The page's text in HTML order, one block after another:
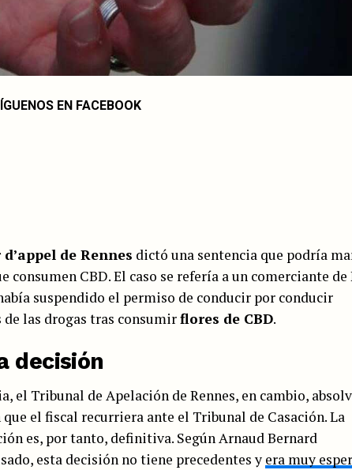
EN FACEBOOK
d’appel de Rennes dictó una sentencia que podría
consumen CBD. El caso se refería a un comerciante de
suspendido el permiso de conducir por conducir
las drogas tras consumirflores de CBD.
decisión
el Tribunal de Apelación de Rennes, en cambio,
el fiscal recurriera ante el Tribunal de Casación. La
es, por tanto, definitiva. Según Arnaud Bernard
esta decisión no tiene precedentes y era muy